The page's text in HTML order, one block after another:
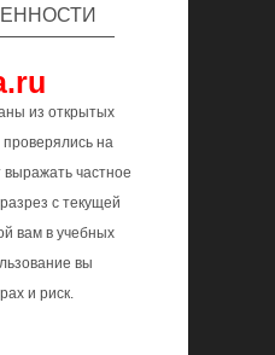
из открытых
проверялись на
выражать частное
с текущей
вам в учебных
вы
и риск.